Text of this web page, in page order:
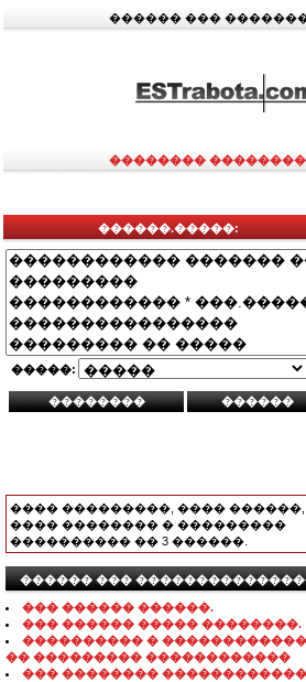
������ ���
�������� ��������
������.�����:
�����:
���� ���������, ���� ������,
���� �������� � ���������
���������� �� 3 ������.
������ ���
��� ������ ������.
��� ������ ����� ��������.
���������� �
�� ��������� ������������
��� �������� ������������